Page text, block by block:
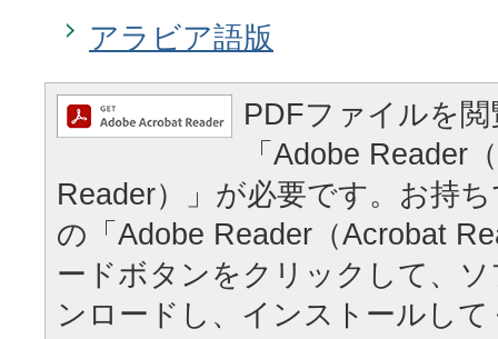
アラビア語版
PDFファイルを
「Adobe Reader
Reader）」が必要です。お持
の「Adobe Reader（Acrobat
ードボタンをクリックして、
ンロードし、インストールし